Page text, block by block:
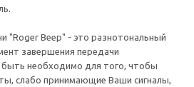
"Roger Beep" - это разнотональный
завершения передачи
необходимо для того, чтобы
слабо принимающие Ваши сигналы,